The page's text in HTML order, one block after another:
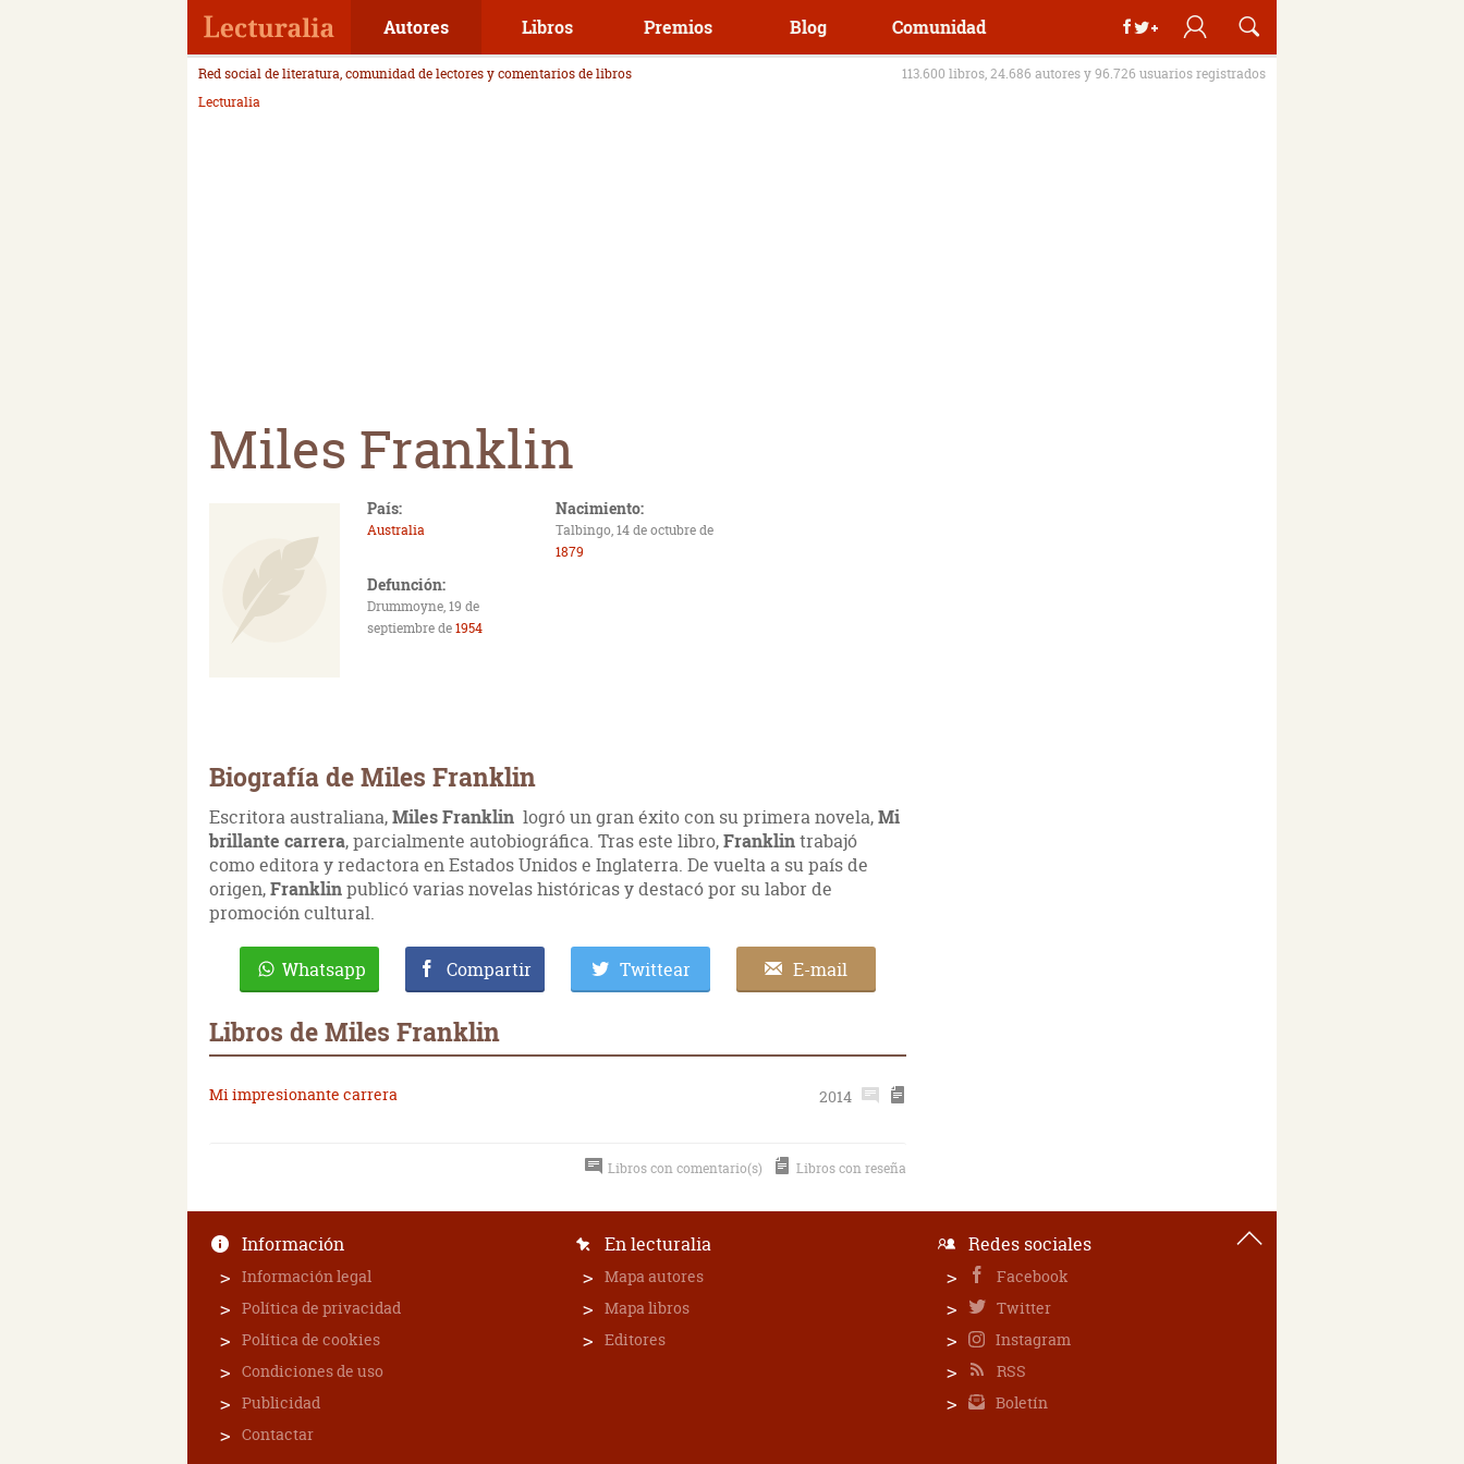
Autores Libros Premios Blog Comunidad
Red social de literatura, comunidad de lectores y comentarios de libros
113.600 libros, 24.686 autores y 96.726 usuarios registrados
Lecturalia
Miles Franklin
País:
Australia
Nacimiento:
Talbingo, 14 de octubre de
1879
Defunción:
Drummoyne, 19 de
septiembre de1954
Biografía de Miles Franklin
Escritora australiana,Miles Franklin logró un gran éxito con su primera novela,Mi
brillante carrera, parcialmente autobiográfica. Tras este libro,Franklintrabajó
como editora y redactora en Estados Unidos e Inglaterra. De vuelta a su país de
origen,Franklinpublicó varias novelas históricas y destacó por su labor de
promoción cultural.
Whatsapp Compartir Twittear E-mail
Libros de Miles Franklin
Mi impresionante carrera 2014
Libros con comentario(s) Libros con reseña
Información
Información legal
Política de privacidad
Política de cookies
Condiciones de uso
Publicidad
Contactar
En lecturalia
Mapa autores
Mapa libros
Editores
Redes sociales
Facebook
Twitter
Instagram
RSS
Boletín